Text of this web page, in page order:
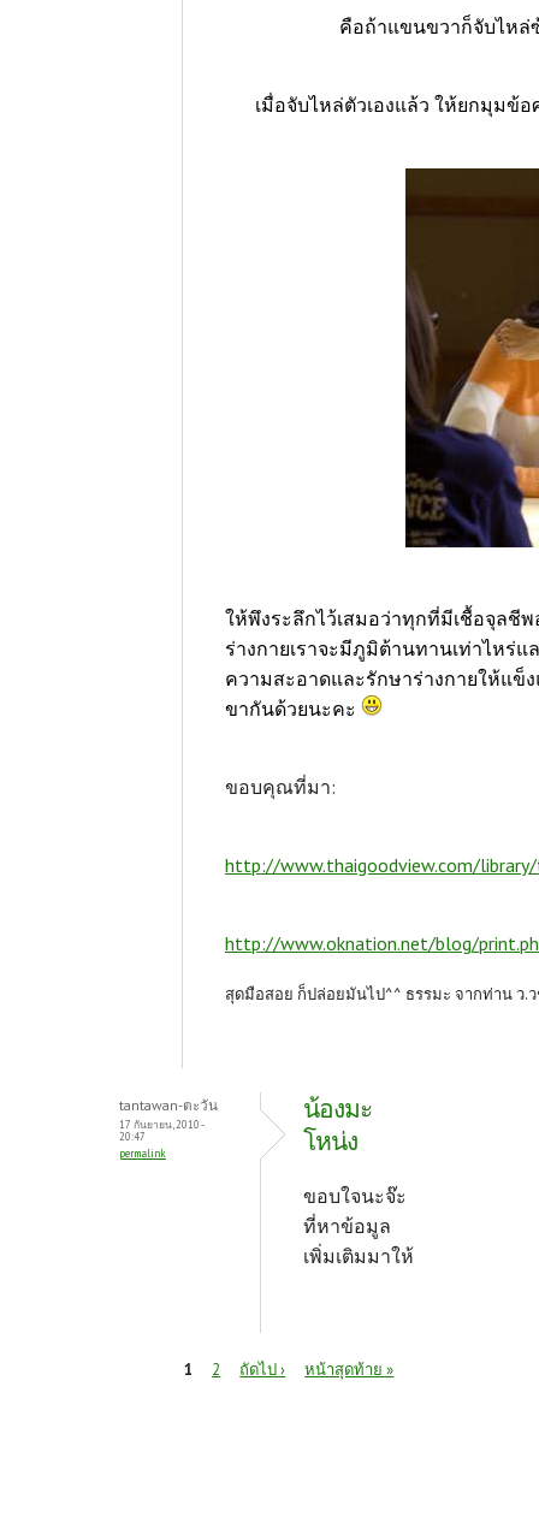
คือถ้าแขนขวาก็จับไหล่
เมื่อจับไหล่ตัวเองแล้ว ให้ยกมุมข้
ให้พึงระลึกไว้เสมอว่าทุกที่มีเชื้อจุลชี
ร่างกายเราจะมีภูมิต้านทานเท่าไหร่
ความสะอาดและรักษาร่างกายให้แข็
ขากันด้วยนะคะ
ขอบคุณที่มา:
http://www.thaigoodview.com/
http://www.oknation.net/blog/
สุดมือสอย ก็ปล่อยมันไป^^ ธรรมะ จากท่าน ว.ว
tantawan-ตะวัน
17 กันยายน, 2010 -
20:47
permalink
น้องมะ
โหน่ง
ขอบใจนะจ๊ะ
ที่หาข้อมูล
เพิ่มเติมมาให้
1 2 ถัดไป › หน้าสุดท้าย »